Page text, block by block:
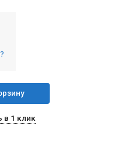
в 1 клик